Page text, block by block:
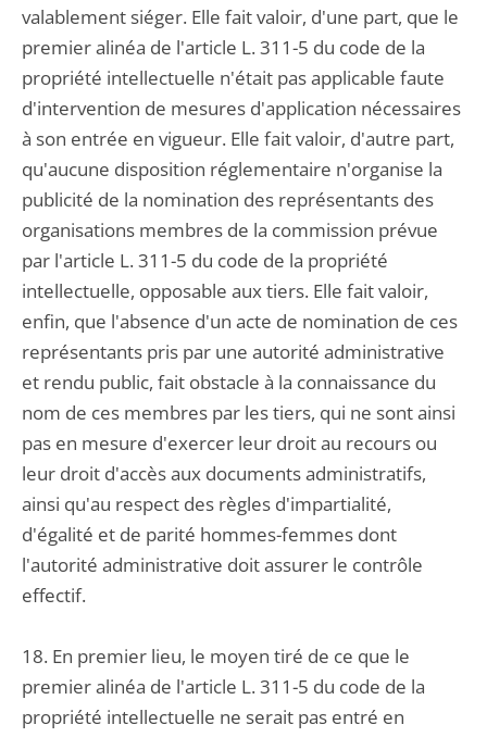
valablement siéger. Elle fait valoir, d'une part, que le
premier alinéa de l'article L. 311-5 du code de la
propriété intellectuelle n'était pas applicable faute
d'intervention de mesures d'application nécessaires
à son entrée en vigueur. Elle fait valoir, d'autre part,
qu'aucune disposition réglementaire n'organise la
publicité de la nomination des représentants des
organisations membres de la commission prévue
par l'article L. 311-5 du code de la propriété
intellectuelle, opposable aux tiers. Elle fait valoir,
enfin, que l'absence d'un acte de nomination de ces
représentants pris par une autorité administrative
et rendu public, fait obstacle à la connaissance du
nom de ces membres par les tiers, qui ne sont ainsi
pas en mesure d'exercer leur droit au recours ou
leur droit d'accès aux documents administratifs,
ainsi qu'au respect des règles d'impartialité,
d'égalité et de parité hommes-femmes dont
l'autorité administrative doit assurer le contrôle
effectif.
18. En premier lieu, le moyen tiré de ce que le
premier alinéa de l'article L. 311-5 du code de la
propriété intellectuelle ne serait pas entré en